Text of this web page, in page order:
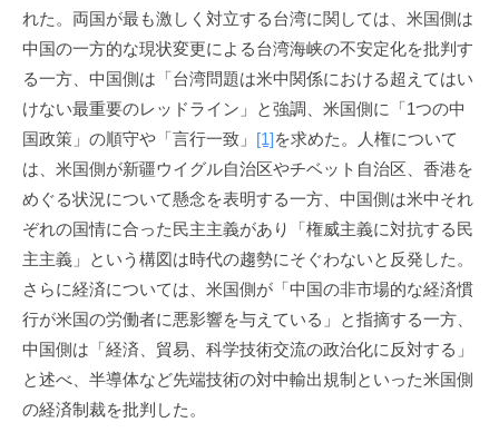
れた。両国が最も激しく対立する台湾に関しては、米国側は
中国の一方的な現状変更による台湾海峡の不安定化を批判す
る一方、中国側は「台湾問題は米中関係における超えてはい
けない最重要のレッドライン」と強調、米国側に「1つの中
国政策」の順守や「言行一致」
[1] を求めた。人権について
は、米国側が新疆ウイグル自治区やチベット自治区、香港を
めぐる状況について懸念を表明する一方、中国側は米中それ
ぞれの国情に合った民主主義があり「権威主義に対抗する民
主主義」という構図は時代の趨勢にそぐわないと反発した。
さらに経済については、米国側が「中国の非市場的な経済慣
行が米国の労働者に悪影響を与えている」と指摘する一方、
中国側は「経済、貿易、科学技術交流の政治化に反対する」
と述べ、半導体など先端技術の対中輸出規制といった米国側
の経済制裁を批判した。